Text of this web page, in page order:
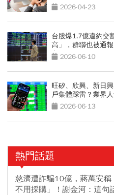
2026-04-23
台股爆1.7億違約交
高」，群聯也被通
空 2026-06-10
旺矽、欣興、新日
戶集體踩雷？業界
2026-06-13
熱門話題
慈濟遭詐騙10億，蔣萬安
不用採購」！謝金河：這句